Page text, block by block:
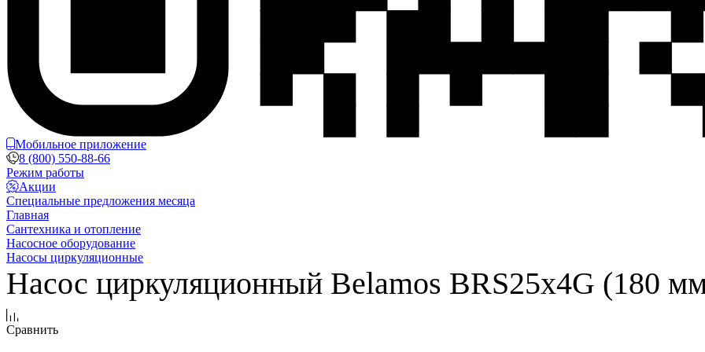
Мобильное приложение
8 (800) 550-88-66
Режим работы
Акции
Специальные предложения месяца
Главная
Сантехника и отопление
Насосное оборудование
Насосы циркуляционные
Насос циркуляционный Belamos BRS25х4G (180
Сравнить